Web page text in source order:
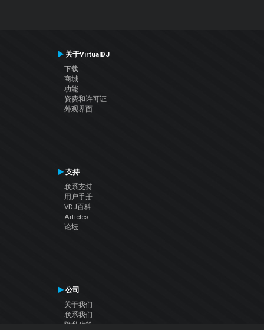
关于VirtualDJ
下载
商城
功能
资费和许可证
外观界面
支持
联系支持
用户手册
VDJ百科
Articles
论坛
公司
关于我们
联系我们
隐私政策